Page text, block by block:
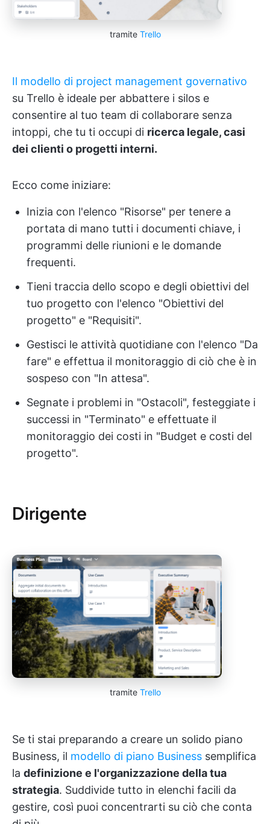
tramite Trello
Il modello di project management governativo
su Trello è ideale per abbattere i silos e
consentire al tuo team di collaborare senza
intoppi, che tu ti occupi di ricerca legale, casi
dei clienti o progetti interni.
Ecco come iniziare:
Inizia con l'elenco "Risorse" per tenere a
portata di mano tutti i documenti chiave, i
programmi delle riunioni e le domande
frequenti.
Tieni traccia dello scopo e degli obiettivi del
tuo progetto con l'elenco "Obiettivi del
progetto" e "Requisiti".
Gestisci le attività quotidiane con l'elenco "Da
fare" e effettua il monitoraggio di ciò che è in
sospeso con "In attesa".
Segnate i problemi in "Ostacoli", festeggiate i
successi in "Terminato" e effettuate il
monitoraggio dei costi in "Budget e costi del
progetto".
Dirigente
tramite Trello
Se ti stai preparando a creare un solido piano
Business, il modello di piano Business semplifica
la definizione e l'organizzazione della tua
strategia. Suddivide tutto in elenchi facili da
gestire, così puoi concentrarti su ciò che conta